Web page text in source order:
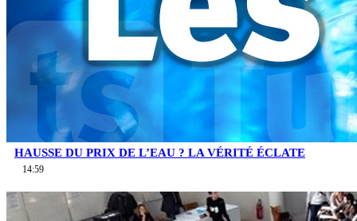
HAUSSE DU PRIX DE L’EAU ? LA VÉRITÉ ÉCLATE
14:59